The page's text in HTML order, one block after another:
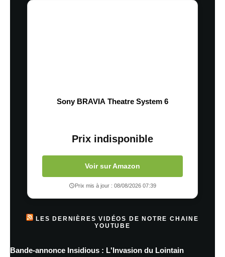
Sony BRAVIA Theatre System 6
Prix indisponible
Voir sur Amazon
Prix mis à jour : 08/08/2026 07:39
LES DERNIÈRES VIDÉOS DE NOTRE CHAINE
YOUTUBE
Bande-annonce Insidious : L'Invasion du Lointain